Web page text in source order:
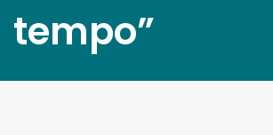
tempo”